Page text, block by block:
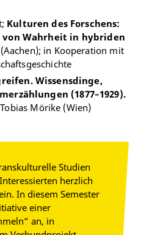
Kulturen des Forschens:
Wahrheit in hybriden
in Kooperation mit
Wissensdinge,
(1877–1929).
Tobias Mörike (Wien)
Studien
herzlich
In diesem Semester
einer
an, in